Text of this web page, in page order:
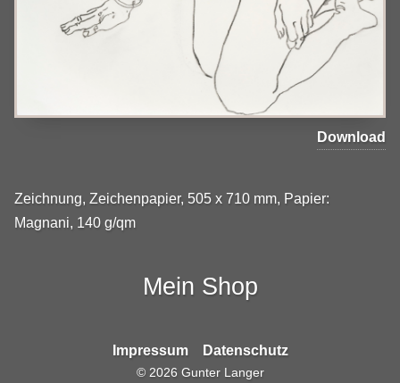
Download
Zeichnung, Zeichenpapier, 505 x 710 mm, Papier:
Magnani, 140 g/qm
Impressum Datenschutz
© 2026 Gunter Langer
Mein Shop